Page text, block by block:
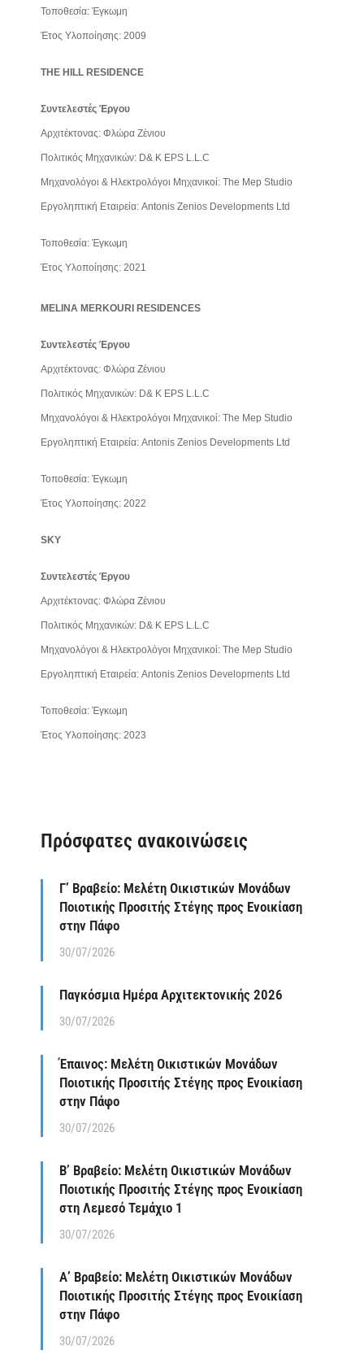
Τοποθεσία: Έγκωμη
Έτος Υλοποίησης: 2009
THE HILL RESIDENCE
Συντελεστές Έργου
Αρχιτέκτονας: Φλώρα Ζένιου
Πολιτικός Μηχανικών: D& K EPS L.L.C
Μηχανολόγοι & Ηλεκτρολόγοι Μηχανικοί: The Mep Studio
Εργοληπτική Εταιρεία: Antonis Zenios Developments Ltd
Τοποθεσία: Έγκωμη
Έτος Υλοποίησης: 2021
MELINA MERKOURI RESIDENCES
Συντελεστές Έργου
Αρχιτέκτονας: Φλώρα Ζένιου
Πολιτικός Μηχανικών: D& K EPS L.L.C
Μηχανολόγοι & Ηλεκτρολόγοι Μηχανικοί: The Mep Studio
Εργοληπτική Εταιρεία: Antonis Zenios Developments Ltd
Τοποθεσία: Έγκωμη
Έτος Υλοποίησης: 2022
SKY
Συντελεστές Έργου
Αρχιτέκτονας: Φλώρα Ζένιου
Πολιτικός Μηχανικών: D& K EPS L.L.C
Μηχανολόγοι & Ηλεκτρολόγοι Μηχανικοί: The Mep Studio
Εργοληπτική Εταιρεία: Antonis Zenios Developments Ltd
Τοποθεσία: Έγκωμη
Έτος Υλοποίησης: 2023
Πρόσφατες ανακοινώσεις
Γ’ Βραβείο: Μελέτη Οικιστικών Μονάδων
Ποιοτικής Προσιτής Στέγης προς Ενοικίαση
στην Πάφο
30/07/2026
Παγκόσμια Ημέρα Αρχιτεκτονικής 2026
30/07/2026
Έπαινος: Μελέτη Οικιστικών Μονάδων
Ποιοτικής Προσιτής Στέγης προς Ενοικίαση
στην Πάφο
30/07/2026
Β’ Βραβείο: Μελέτη Οικιστικών Μονάδων
Ποιοτικής Προσιτής Στέγης προς Ενοικίαση
στη Λεμεσό Τεμάχιο 1
30/07/2026
Α’ Βραβείο: Μελέτη Οικιστικών Μονάδων
Ποιοτικής Προσιτής Στέγης προς Ενοικίαση
στην Πάφο
30/07/2026